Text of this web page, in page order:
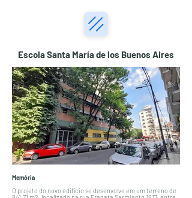
Escola Santa María de los Buenos Aires
Memória
O projeto do novo edifício se desenvolve em um terreno de